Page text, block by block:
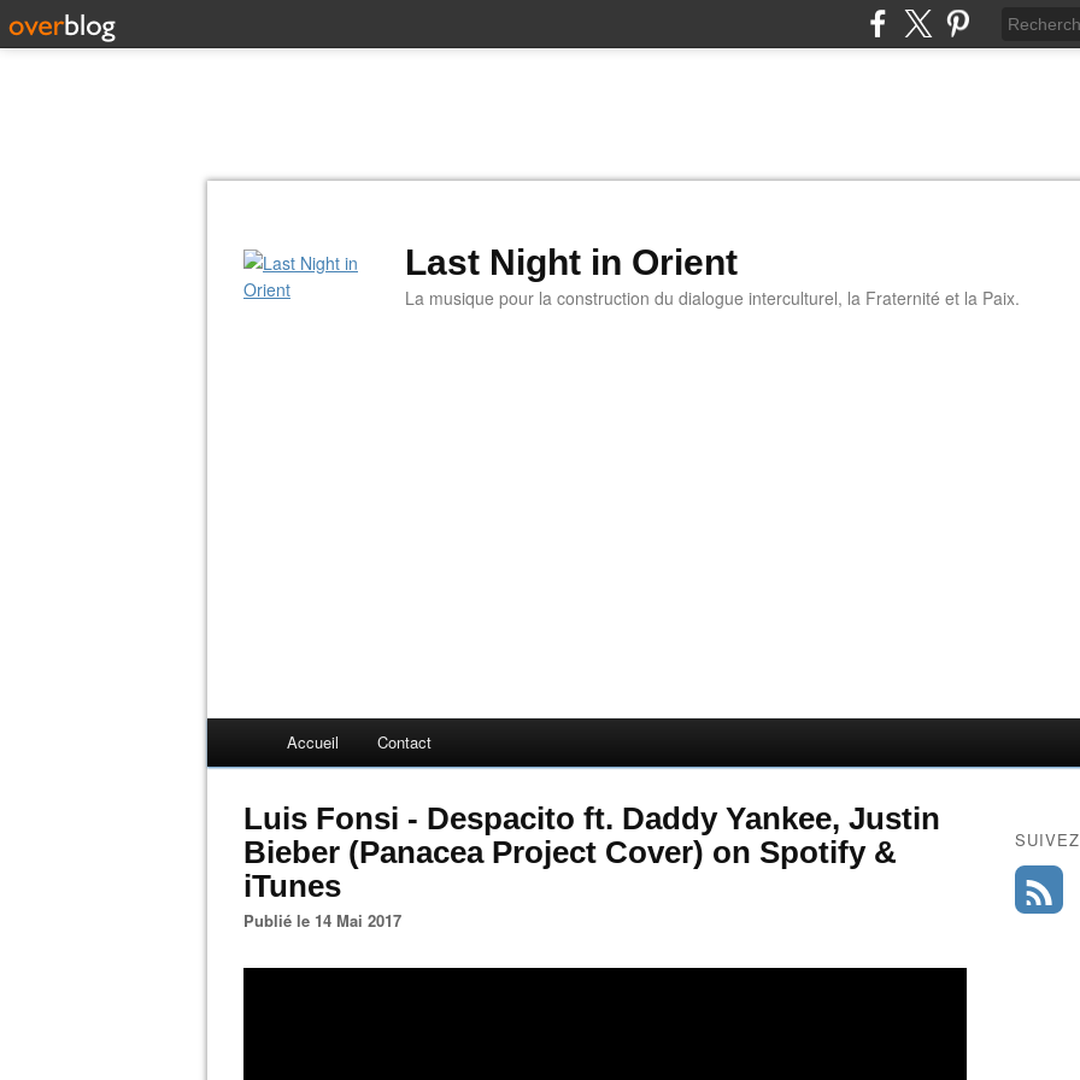
Last Night in Orient
La musique pour la construction du dialogue interculturel, la Fraternité et la Paix.
Accueil Contact
Luis Fonsi - Despacito ft. Daddy Yankee, Justin
Bieber (Panacea Project Cover) on Spotify &
iTunes
Publié le 14 Mai 2017